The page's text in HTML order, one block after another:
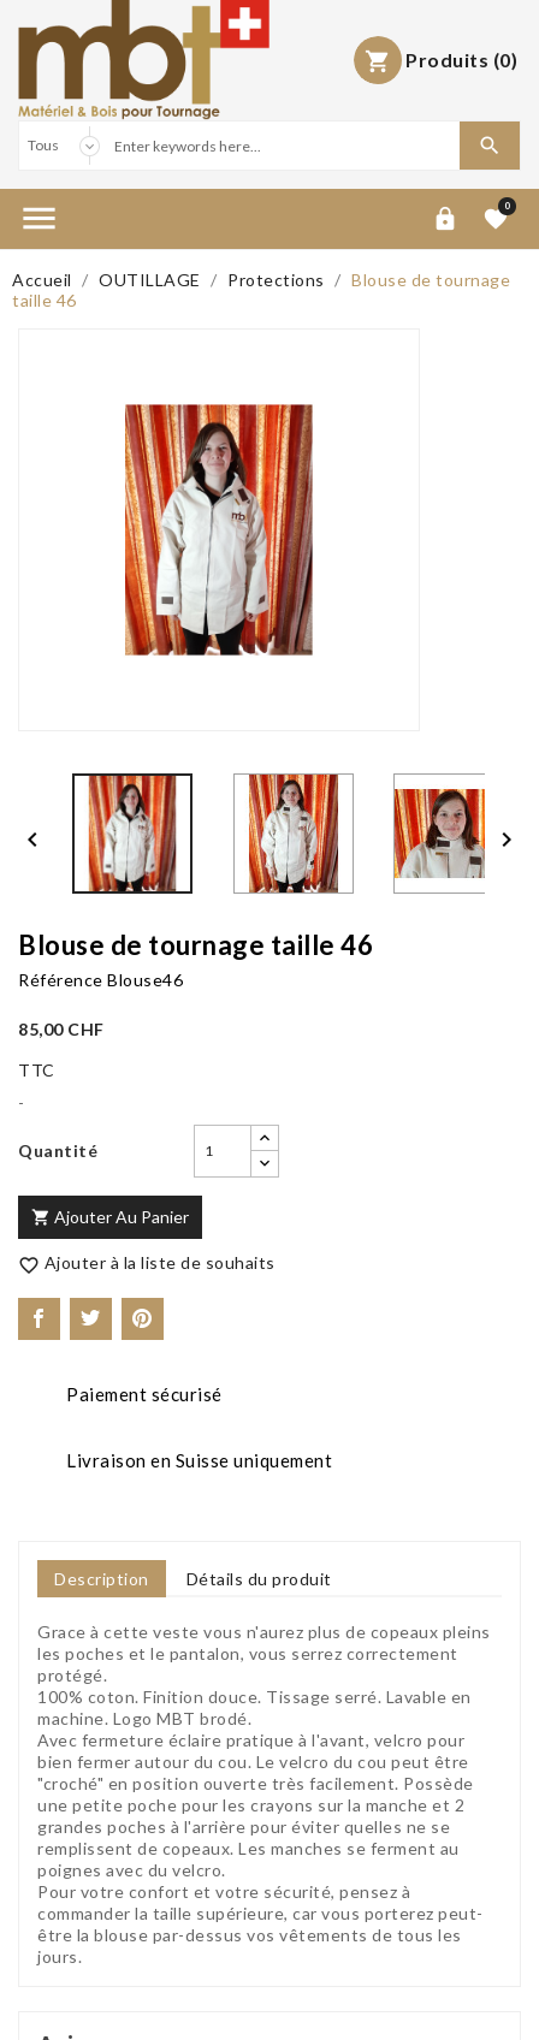
 Produits (0)

  0
Accueil OUTILLAGE Protections
Blouse de tournage
taille 46
 
Blouse de tournage taille 46
Référence Blouse46
85,00 CHF
TTC
-
Quantité
 Ajouter Au Panier
 Ajouter à la liste de souhaits
Paiement sécurisé
Livraison en Suisse uniquement
Description Détails du produit
Grace à cette veste vous n'aurez plus de copeaux pleins
les poches et le pantalon, vous serrez correctement
protégé.
100% coton. Finition douce. Tissage serré. Lavable en
machine. Logo MBT brodé.
Avec fermeture éclaire pratique à l'avant, velcro pour
bien fermer autour du cou. Le velcro du cou peut être
"croché" en position ouverte très facilement. Possède
une petite poche pour les crayons sur la manche et 2
grandes poches à l'arrière pour éviter quelles ne se
remplissent de copeaux. Les manches se ferment au
poignes avec du velcro.
Pour votre confort et votre sécurité, pensez à
commander la taille supérieure, car vous porterez peut-
être la blouse par-dessus vos vêtements de tous les
jours.